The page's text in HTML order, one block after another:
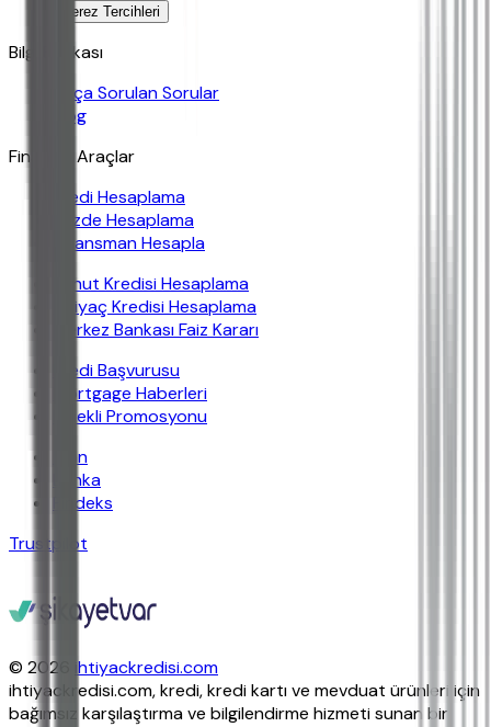
Çerez Tercihleri
Bilgi Bankası
Sıkça Sorulan Sorular
Blog
Finansal Araçlar
Kredi Hesaplama
Yüzde Hesaplama
Finansman Hesapla
Konut Kredisi Hesaplama
İhtiyaç Kredisi Hesaplama
Merkez Bankası Faiz Kararı
Kredi Başvurusu
Mortgage Haberleri
Emekli Promosyonu
İban
Banka
Findeks
Trustpilot
© 2026
ihtiyackredisi.com
ihtiyackredisi.com, kredi, kredi kartı ve mevduat ürünleri için
bağımsız karşılaştırma ve bilgilendirme hizmeti sunan bir